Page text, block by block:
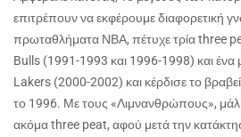
επιτρέπουν να εκφέρουμε διαφορετική
πρωταθλήματα ΝΒΑ, πέτυχε τρίαthree
Bulls (1991-1993 και 1996-1998) και ένα
Lakers (2000-2002) και κέρδισε το
το 1996. Με τους «Λιμνανθρώπους»,
ακόμαthree peat, αφού μετά την